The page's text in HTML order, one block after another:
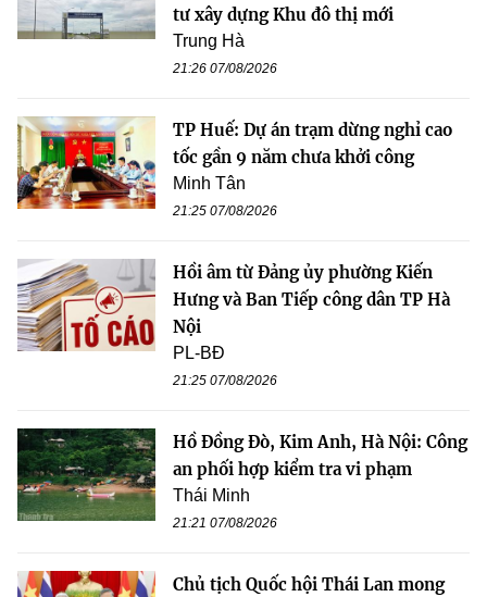
tư xây dựng Khu đô thị mới
Trung Hà
21:26 07/08/2026
TP Huế: Dự án trạm dừng nghỉ cao
tốc gần 9 năm chưa khởi công
Minh Tân
21:25 07/08/2026
Hồi âm từ Đảng ủy phường Kiến
Hưng và Ban Tiếp công dân TP Hà
Nội
PL-BĐ
21:25 07/08/2026
Hồ Đồng Đò, Kim Anh, Hà Nội: Công
an phối hợp kiểm tra vi phạm
Thái Minh
21:21 07/08/2026
Chủ tịch Quốc hội Thái Lan mong